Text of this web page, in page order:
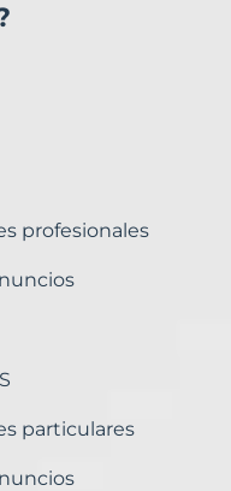
profesionales
particulares